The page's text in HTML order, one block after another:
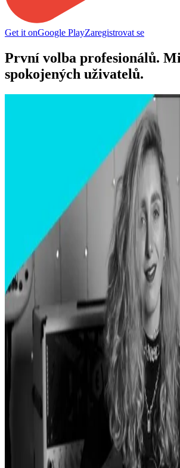
Get it onGoogle PlayZaregistrovat se
První volba profesionálů.
spokojených uživatelů.